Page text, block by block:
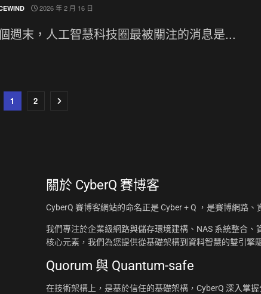
2026 年 2 月 16 日
週末，人工智慧科技圈最被關注的消息是...
1 2
關於 CyberQ 賽博客
CyberQ 賽博客網站的命名正是 Cyber + Q ，是賽博網路
我們專注於企業級網路與儲存環境建構、NAS 系統整合、
核心元素，我們為您提供從基礎架構到資料智慧的雙引擎
Quorum 與 Quantum-safe
在技術架構上，是基於信任的基礎架構，CyberQ 深入掌